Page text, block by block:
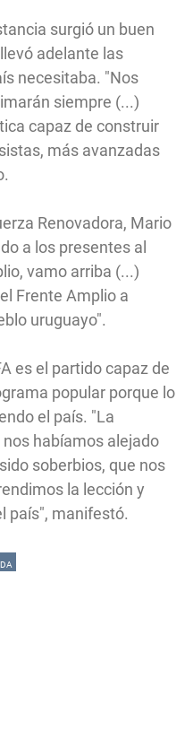
surgió un buen
adelante las
necesitaba. "Nos
siempre (...)
capaz de construir
más avanzadas
Renovadora, Mario
a los presentes al
vamo arriba (...)
Frente Amplio a
uruguayo".
es el partido capaz de
popular porque lo
el país. "La
habíamos alejado
soberbios, que nos
la lección y
país", manifestó.